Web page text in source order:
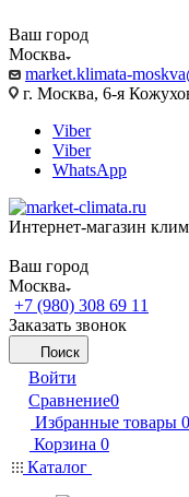
Ваш город
Москва
market.klimata-
г. Москва, 6-я
Viber
Viber
WhatsApp
Интернет-магазин
Ваш город
Москва
+7 (980) 308 69 11
Заказать звонок
Поиск
Войти
Сравнение0
Избранные товары 0
Корзина 0
Каталог